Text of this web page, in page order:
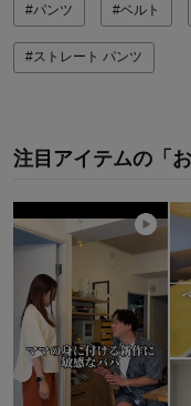
#パンツ #ベルト
#ストレート パンツ
注目アイテムの「